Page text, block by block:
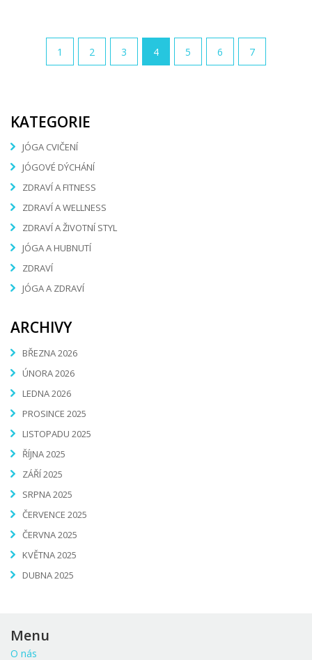
1 2 3 4 5 6 7
KATEGORIE
JÓGA CVIČENÍ
JÓGOVÉ DÝCHÁNÍ
ZDRAVÍ A FITNESS
ZDRAVÍ A WELLNESS
ZDRAVÍ A ŽIVOTNÍ STYL
JÓGA A HUBNUTÍ
ZDRAVÍ
JÓGA A ZDRAVÍ
ARCHIVY
BŘEZNA 2026
ÚNORA 2026
LEDNA 2026
PROSINCE 2025
LISTOPADU 2025
ŘÍJNA 2025
ZÁŘÍ 2025
SRPNA 2025
ČERVENCE 2025
ČERVNA 2025
KVĚTNA 2025
DUBNA 2025
Menu
O nás